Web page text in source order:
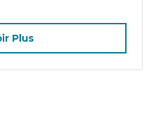
Plus